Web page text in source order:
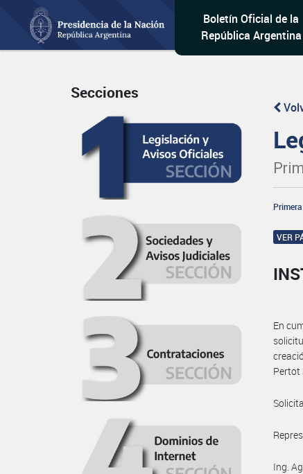
Boletín Oficial de la
República Argentina
Secciones
Primera
VER
En
Pertot
Ing.